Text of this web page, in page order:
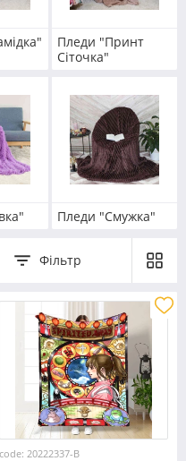
Пледи "Принт
Сіточка"
Пледи "Смужка"
Фільтр
code: 20222337-B